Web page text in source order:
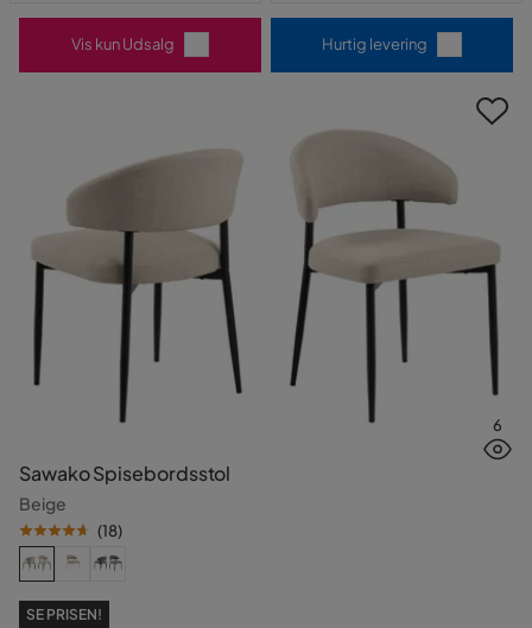
Vis kun Udsalg Hurtig levering
6
Sawako Spisebordsstol
Beige
(18)
SE PRISEN!